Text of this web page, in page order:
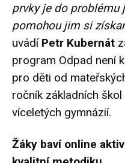
prvky je do problému
pomohou jim si
uvádí Petr Kubernát
program Odpad není
pro děti od
ročník základních
víceletých gymnázií.
Žáky baví online